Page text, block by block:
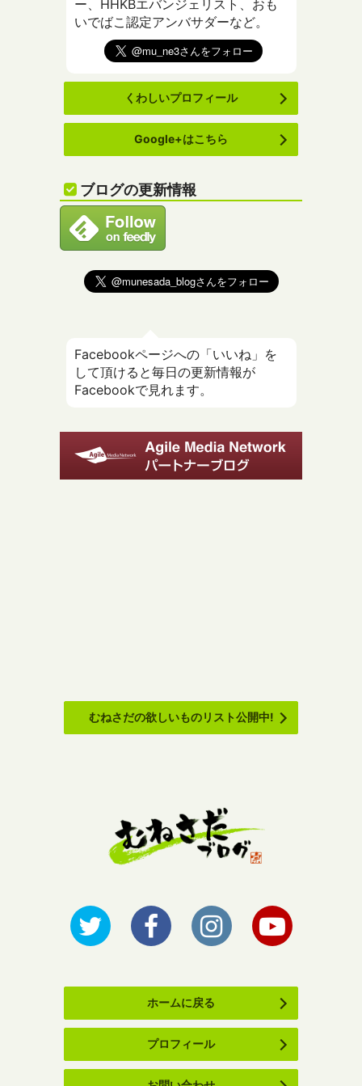
ー、HHKBエバンジェリスト、おも
いでばこ認定アンバサダーなど。
くわしいプロフィール
Google+はこちら
ブログの更新情報
Facebookページへの「いいね」を
して頂けると毎日の更新情報が
Facebookで見れます。
むねさだの欲しいものリスト公開中!
ホームに戻る
プロフィール